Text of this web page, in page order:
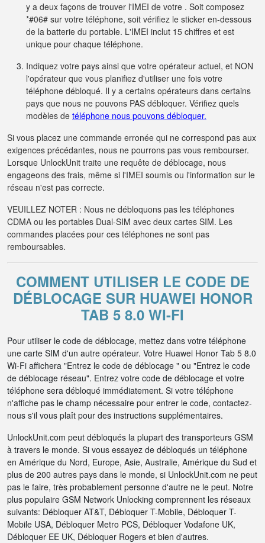
y a deux façons de trouver l'IMEI de votre . Soit composez
*#06# sur votre téléphone, soit vérifiez le sticker en-dessous
de la batterie du portable. L'IMEI inclut 15 chiffres et est
unique pour chaque téléphone.
Indiquez votre pays ainsi que votre opérateur actuel, et NON
l'opérateur que vous planifiez d'utiliser une fois votre
téléphone débloqué. Il y a certains opérateurs dans certains
pays que nous ne pouvons PAS débloquer. Vérifiez quels
modèles de téléphone nous pouvons débloquer.
Si vous placez une commande erronée qui ne correspond pas aux
exigences précédantes, nous ne pourrons pas vous rembourser.
Lorsque UnlockUnit traite une requête de déblocage, nous
engageons des frais, même si l'IMEI soumis ou l'information sur le
réseau n'est pas correcte.
VEUILLEZ NOTER : Nous ne débloquons pas les téléphones
CDMA ou les portables Dual-SIM avec deux cartes SIM. Les
commandes placées pour ces téléphones ne sont pas
remboursables.
COMMENT UTILISER LE CODE DE
DÉBLOCAGE SUR HUAWEI HONOR
TAB 5 8.0 WI-FI
Pour utiliser le code de déblocage, mettez dans votre téléphone
une carte SIM d'un autre opérateur. Votre Huawei Honor Tab 5 8.0
Wi-Fi affichera "Entrez le code de déblocage " ou "Entrez le code
de déblocage réseau". Entrez votre code de déblocage et votre
téléphone sera débloqué immédiatement. Si votre téléphone
n'affiche pas le champ nécessaire pour entrer le code, contactez-
nous s'il vous plaît pour des instructions supplémentaires.
UnlockUnit.com peut débloqués la plupart des transporteurs GSM
à travers le monde. Si vous essayez de débloqués un téléphone
en Amérique du Nord, Europe, Asie, Australie, Amérique du Sud et
plus de 200 autres pays dans le monde, si UnlockUnit.com ne peut
pas le faire, très probablement personne d'autre ne le peut. Notre
plus populaire GSM Network Unlocking comprennent les réseaux
suivants: Débloquer AT&T, Débloquer T-Mobile, Débloquer T-
Mobile USA, Débloquer Metro PCS, Débloquer Vodafone UK,
Débloquer EE UK, Débloquer Rogers et bien d'autres.